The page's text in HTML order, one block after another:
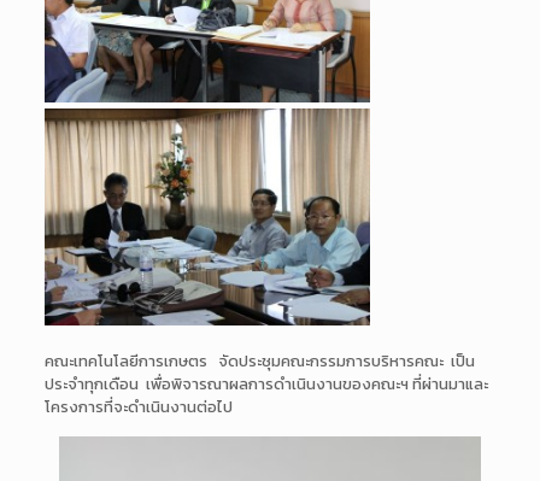
คณะเทคโนโลยีการเกษตร จัดประชุมคณะกรรมการบริหารคณะ เป็น
ประจำทุกเดือน เพื่อพิจารณาผลการดำเนินงานของคณะฯ ที่ผ่านมาและ
โครงการที่จะดำเนินงานต่อไป